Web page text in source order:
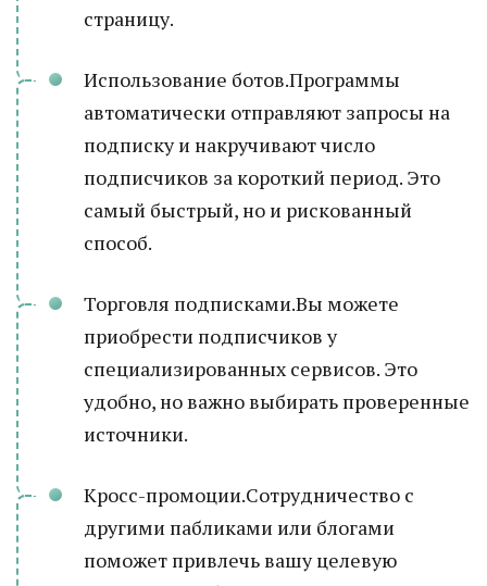
страницу.
Использование ботов.Программы
автоматически отправляют запросы на
подписку и накручивают число
подписчиков за короткий период. Это
самый быстрый, но и рискованный
способ.
Торговля подписками.Вы можете
приобрести подписчиков у
специализированных сервисов. Это
удобно, но важно выбирать проверенные
источники.
Кросс-промоции.Сотрудничество с
другими пабликами или блогами
поможет привлечь вашу целевую